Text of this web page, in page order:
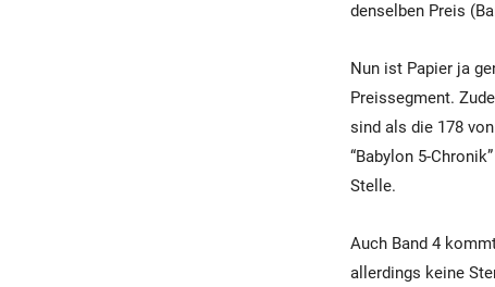
denselben Preis
Nun ist Papier ja
Preissegment.
sind als die 178
“Babylon 5-
Stelle.
Auch Band 4
allerdings keine